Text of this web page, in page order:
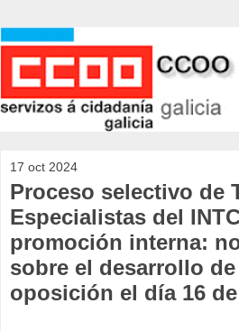
17 oct 2024
Proceso selectivo de
Especialistas del
promoción interna:
sobre el desarrollo
oposición el día 16